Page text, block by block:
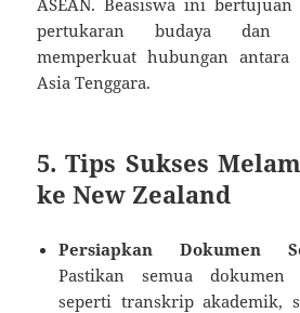
ASEAN. Beasiswa ini
pertukaran budaya dan
memperkuat hubungan
Asia Tenggara.
5. Tips Sukses
ke New Zealand
Persiapkan Dokumen
Pastikan semua dokumen
seperti transkrip akademik,